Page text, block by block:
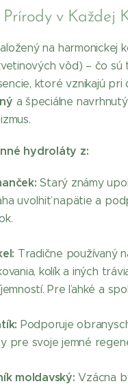
v Každej
na harmonickej
vôd) – čo sú
ktoré vznikajú pri
a špeciálne
hydroláty z:
Starý známy
uvoľniť napätie a
Tradične používaný
kolík a iných
Pre ľahké a
Podporuje
pre svoje jemné
moldavský: Vzácna